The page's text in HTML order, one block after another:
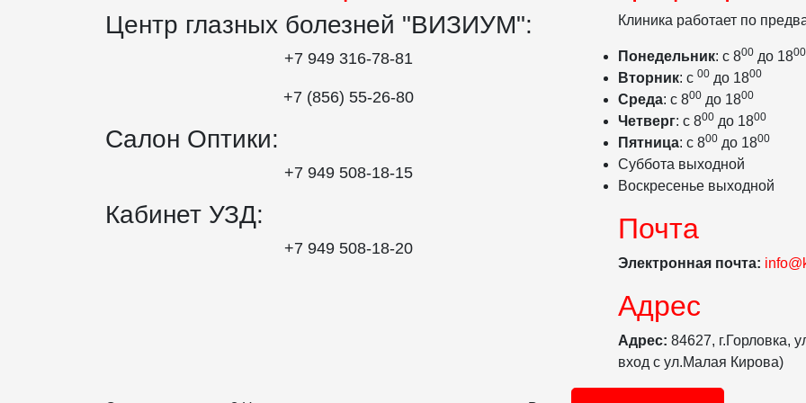
Центр глазных болезней "ВИЗИУМ":
+7 949 316-78-81
+7 (856) 55‑26‑80
Салон Оптики:
+7 949 508‑18‑15
Кабинет УЗД:
+7 949 508‑18‑20
Клиника работает по
Понедельник: с 800 до 1800
Вторник: с 00 до 1800
Среда: с 800 до 1800
Четверг: с 800 до 1800
Пятница: с 800 до 1800
Суббота выходной
Воскресенье выходной
Почта
Электронная почта:
Адрес
Адрес: 84627, г.Горловка,
вход с ул.Малая Кирова)